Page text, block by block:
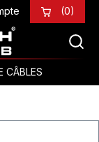
(0)
CÂBLES